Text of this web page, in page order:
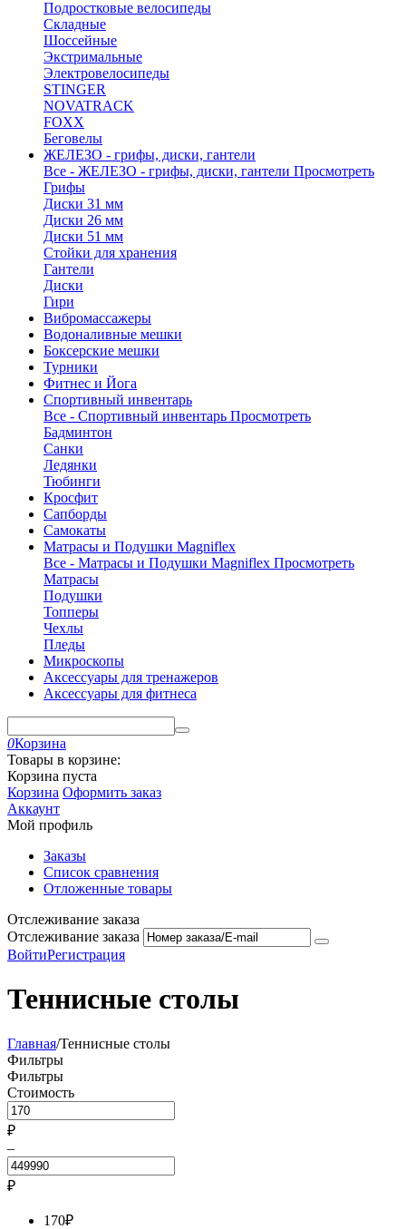
Подростковые велосипеды
Складные
Шоссейные
Экстримальные
Электровелосипеды
STINGER
NOVATRACK
FOXX
Беговелы
ЖЕЛЕЗО - грифы, диски, гантели
Все - ЖЕЛЕЗО - грифы, диски, гантели Просмотреть
Грифы
Диски 31 мм
Диски 26 мм
Диски 51 мм
Стойки для хранения
Гантели
Диски
Гири
Вибромассажеры
Водоналивные мешки
Боксерские мешки
Турники
Фитнес и Йога
Спортивный инвентарь
Все - Спортивный инвентарь Просмотреть
Бадминтон
Санки
Ледянки
Тюбинги
Кросфит
Сапборды
Самокаты
Матрасы и Подушки Magniflex
Все - Матрасы и Подушки Magniflex Просмотреть
Матрасы
Подушки
Топперы
Чехлы
Пледы
Микроскопы
Аксессуары для тренажеров
Аксессуары для фитнеса
0Корзина
Товары в корзине:
Корзина пуста
Корзина Оформить заказ
Аккаунт
Мой профиль
Заказы
Список сравнения
Отложенные товары
Отслеживание заказа
Отслеживание заказа
ВойтиРегистрация
Теннисные столы
Главная/Теннисные столы
Фильтры
Фильтры
Стоимость
₽
–
₽
170₽